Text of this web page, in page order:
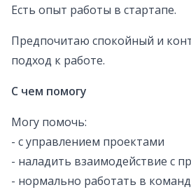
Есть опыт работы в стартапе.
Предпочитаю спокойный и
подход к работе.
С чем помогу
Могу помочь:
- с управлением проектами
- наладить взаимодействие с
- нормально работать в